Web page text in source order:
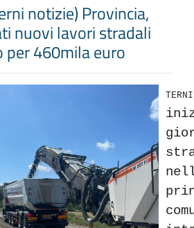
notizie) Provincia,
nuovi lavori stradali
per 460mila euro